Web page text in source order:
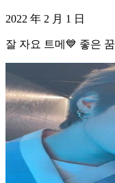
2022 年 2 月 1 日
잘 자요 트메💙 좋은 꿈